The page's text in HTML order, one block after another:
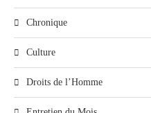
Chronique
Culture
Droits de l’Homme